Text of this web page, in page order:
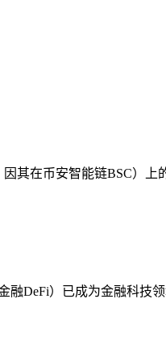
其在币安智能链BSC）上
DeFi）已成为金融科技